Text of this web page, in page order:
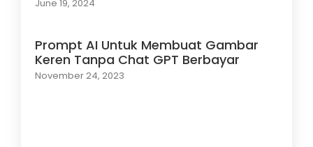
June 19, 2024
Prompt AI Untuk Membuat Gambar
Keren Tanpa Chat GPT Berbayar
November 24, 2023